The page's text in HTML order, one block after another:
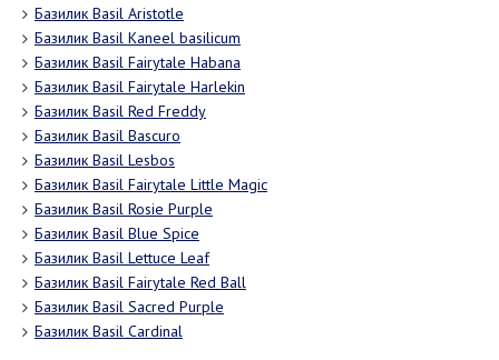
Базилик Basil Aristotle
Базилик Basil Kaneel basilicum
Базилик Basil Fairytale Habana
Базилик Basil Fairytale Harlekin
Базилик Basil Red Freddy
Базилик Basil Bascuro
Базилик Basil Lesbos
Базилик Basil Fairytale Little Magic
Базилик Basil Rosie Purple
Базилик Basil Blue Spice
Базилик Basil Lettuce Leaf
Базилик Basil Fairytale Red Ball
Базилик Basil Sacred Purple
Базилик Basil Cardinal